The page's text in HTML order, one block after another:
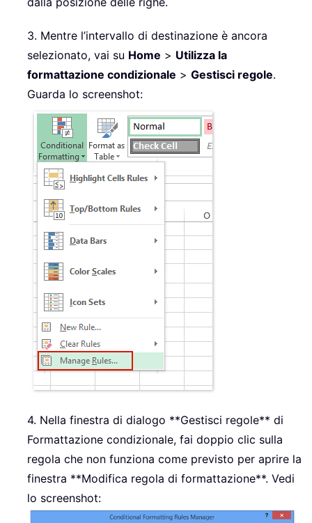
3. Mentre l’intervallo di destinazione è ancora
selezionato, vai su Home > Utilizza la
formattazione condizionale > Gestisci regole.
Guarda lo screenshot:
4. Nella finestra di dialogo **Gestisci regole** di
Formattazione condizionale, fai doppio clic sulla
regola che non funziona come previsto per aprire la
finestra **Modifica regola di formattazione**. Vedi
lo screenshot: